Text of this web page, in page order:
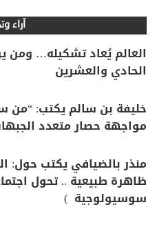
آراء
العالم يُعاد تشكيله… ومن
الحادي والعشرين
خليفة بن سالم يكتب: “من
مواجهة حصار متعدد
منذر بالضيافي يكتب حول:
ظاهرة طبيعية .. تحول
سوسيولوجية )